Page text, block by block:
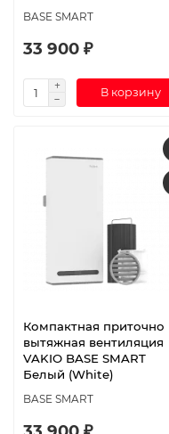
BASE SMART
33 900 ₽
В корзину
Компактная приточно
вытяжная вентиляция
VAKIO BASE SMART
Белый (White)
BASE SMART